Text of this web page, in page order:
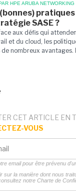
HPE ARUBA NETWORKING
SASE ?
aux défis qui
et du cloud, les
nombreux avantages.
CET ARTICLE EN
VOUS
email pour être prévenu
sur la manière dont nous
notre Charte de